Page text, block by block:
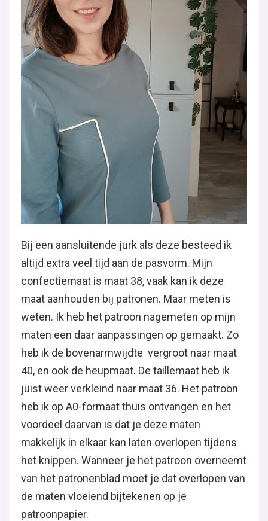
Bij een aansluitende jurk als deze besteed ik
altijd extra veel tijd aan de pasvorm. Mijn
confectiemaat is maat 38, vaak kan ik deze
maat aanhouden bij patronen. Maar meten is
weten. Ik heb het patroon nagemeten op mijn
maten een daar aanpassingen op gemaakt. Zo
heb ik de bovenarmwijdte vergroot naar maat
40, en ook de heupmaat. De taillemaat heb ik
juist weer verkleind naar maat 36. Het patroon
heb ik op A0-formaat thuis ontvangen en het
voordeel daarvan is dat je deze maten
makkelijk in elkaar kan laten overlopen tijdens
het knippen. Wanneer je het patroon overneemt
van het patronenblad moet je dat overlopen van
de maten vloeiend bijtekenen op je
patroonpapier.